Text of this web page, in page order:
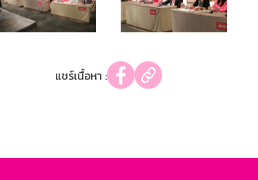
แชร์เนื้อหา :